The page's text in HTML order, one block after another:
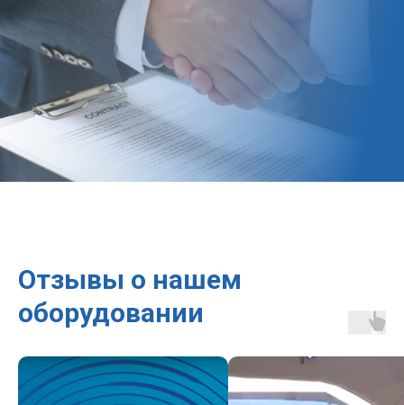
Отзывы о нашем
оборудовании